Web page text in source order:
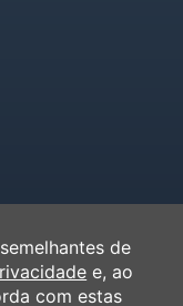
de
e, ao
com estas